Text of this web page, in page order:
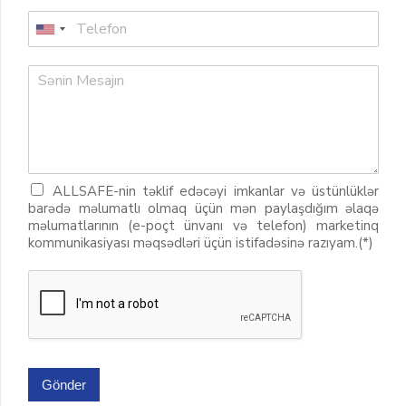
ALLSAFE-nin təklif edəcəyi imkanlar və üstünlüklər
barədə məlumatlı olmaq üçün mən paylaşdığım əlaqə
məlumatlarının (e-poçt ünvanı və telefon) marketinq
kommunikasiyası məqsədləri üçün istifadəsinə razıyam.(*)
Gönder